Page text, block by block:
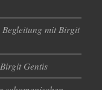
mit Birgit
Gentis